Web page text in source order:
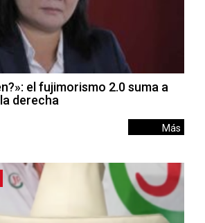
el fujimorismo 2.0 suma a
derecha
Más